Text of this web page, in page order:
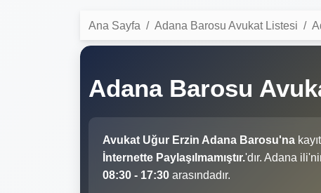
Ana Sayfa Adana Barosu Avukat Listesi
Adana Barosu
Avukat Uğur Erzin Adana Barosu'na
İnternette Paylaşılmamıştır.'dır. Adana
08:30 - 17:30 arasındadır.